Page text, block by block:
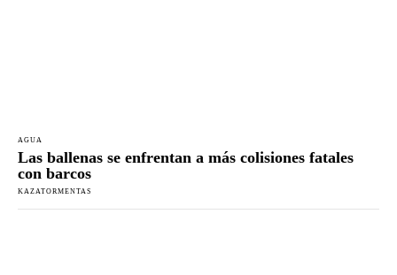
AGUA
Las ballenas se enfrentan a más colisiones fatales
con barcos
KAZATORMENTAS